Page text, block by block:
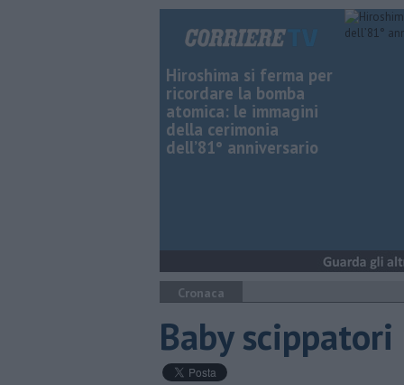
Hiroshima si ferma per
ricordare la bomba
atomica: le immagini
della cerimonia
dell’81° anniversario
Cronaca
Baby